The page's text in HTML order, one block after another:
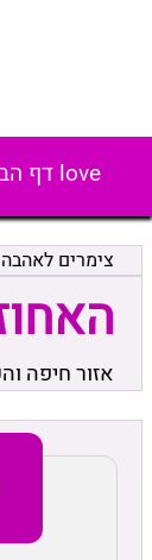
love דף הבית
צימרים
אזור חיפה